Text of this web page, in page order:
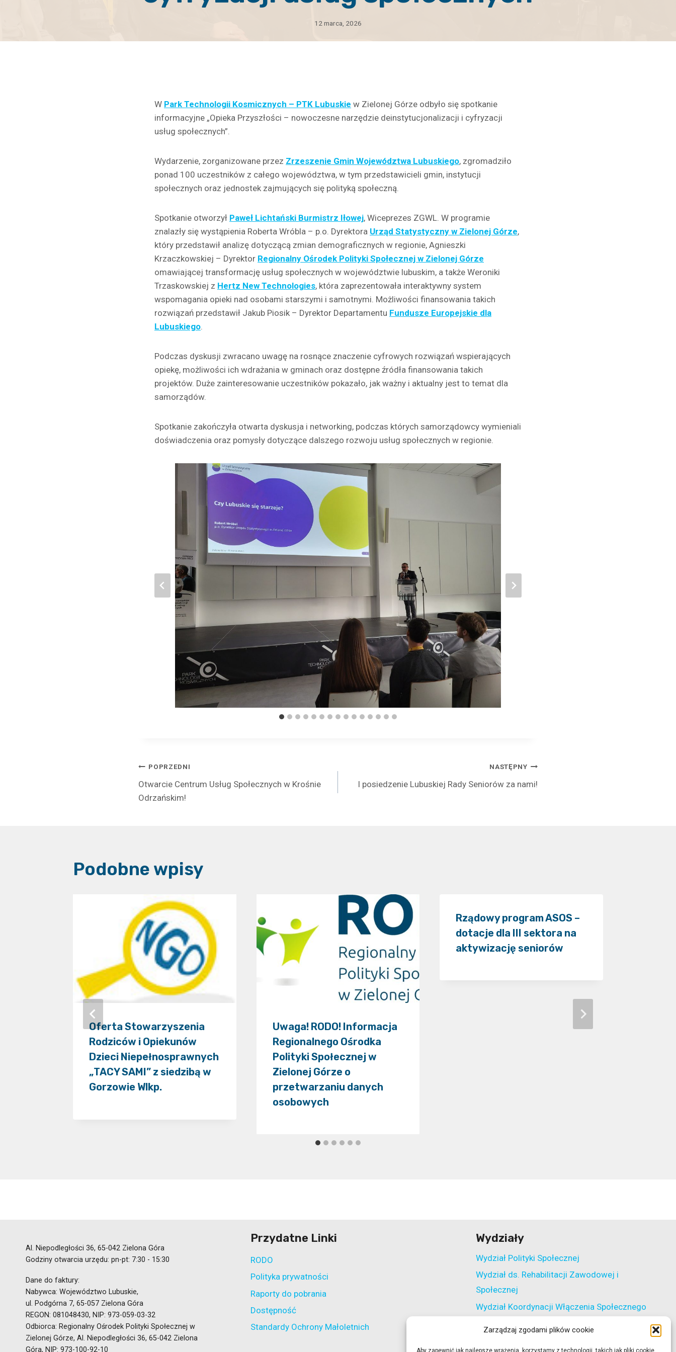
Zarządzaj zgodami plików cookie
Aby zapewnić jak najlepsze wrażenia, korzystamy z technologii, takich jak pliki cookie,
12 marca, 2026
W Park Technologii Kosmicznych – PTK Lubuskie w Zielonej Górze odbyło się spotkanie
informacyjne „Opieka Przyszłości – nowoczesne narzędzie deinstytucjonalizacji i cyfryzacji
usług społecznych”.
Wydarzenie, zorganizowane przez Zrzeszenie Gmin Województwa Lubuskiego, zgromadziło
ponad 100 uczestników z całego województwa, w tym przedstawicieli gmin, instytucji
społecznych oraz jednostek zajmujących się polityką społeczną.
Spotkanie otworzył Paweł Lichtański Burmistrz Iłowej, Wiceprezes ZGWL. W programie
znalazły się wystąpienia Roberta Wróbla – p.o. Dyrektora Urząd Statystyczny w Zielonej Górze,
który przedstawił analizę dotyczącą zmian demograficznych w regionie, Agnieszki
Krzaczkowskiej – Dyrektor Regionalny Ośrodek Polityki Społecznej w Zielonej Górze
omawiającej transformację usług społecznych w województwie lubuskim, a także Weroniki
Trzaskowskiej z Hertz New Technologies, która zaprezentowała interaktywny system
wspomagania opieki nad osobami starszymi i samotnymi. Możliwości finansowania takich
rozwiązań przedstawił Jakub Piosik – Dyrektor Departamentu Fundusze Europejskie dla
Lubuskiego.
Podczas dyskusji zwracano uwagę na rosnące znaczenie cyfrowych rozwiązań wspierających
opiekę, możliwości ich wdrażania w gminach oraz dostępne źródła finansowania takich
projektów. Duże zainteresowanie uczestników pokazało, jak ważny i aktualny jest to temat dla
samorządów.
Spotkanie zakończyła otwarta dyskusja i networking, podczas których samorządowcy wymieniali
doświadczenia oraz pomysły dotyczące dalszego rozwoju usług społecznych w regionie.
Nawigacja
wpisu
POPRZEDNI
Otwarcie Centrum Usług Społecznych w Krośnie
Odrzańskim!
NASTĘPNY
I posiedzenie Lubuskiej Rady Seniorów za nami!
Podobne wpisy
Oferta Stowarzyszenia
Rodziców i Opiekunów
Dzieci Niepełnosprawnych
„TACY SAMI” z siedzibą w
Gorzowie Wlkp.
Uwaga! RODO! Informacja
Regionalnego Ośrodka
Polityki Społecznej w
Zielonej Górze o
przetwarzaniu danych
osobowych
Rządowy program ASOS –
dotacje dla III sektora na
aktywizację seniorów
Al. Niepodległości 36, 65-042 Zielona Góra
Godziny otwarcia urzędu: pn-pt: 7:30 - 15:30
Dane do faktury:
Nabywca: Województwo Lubuskie,
ul. Podgórna 7, 65-057 Zielona Góra
REGON: 081048430, NIP: 973-059-03-32
Odbiorca: Regionalny Ośrodek Polityki Społecznej w
Zielonej Górze, Al. Niepodległości 36, 65-042 Zielona
Góra, NIP: 973-100-92-10
Przydatne Linki
RODO
Polityka prywatności
Raporty do pobrania
Dostępność
Standardy Ochrony Małoletnich
Wydziały
Wydział Polityki Społecznej
Wydział ds. Rehabilitacji Zawodowej i
Społecznej
Wydział Koordynacji Włączenia Społecznego